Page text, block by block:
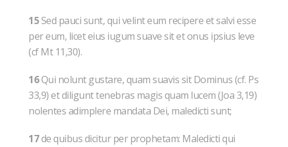
15Sed pauci sunt, qui velint eum recipere et salvi esse
per eum, licet eius iugum suave sit et onus ipsius leve
(cf Mt 11,30).
16Qui nolunt gustare, quam suavis sit Dominus (cf. Ps
33,9) et diligunt tenebras magis quam lucem (Joa 3,19)
nolentes adimplere mandata Dei, maledicti sunt;
17de quibus dicitur per prophetam: Maledicti qui